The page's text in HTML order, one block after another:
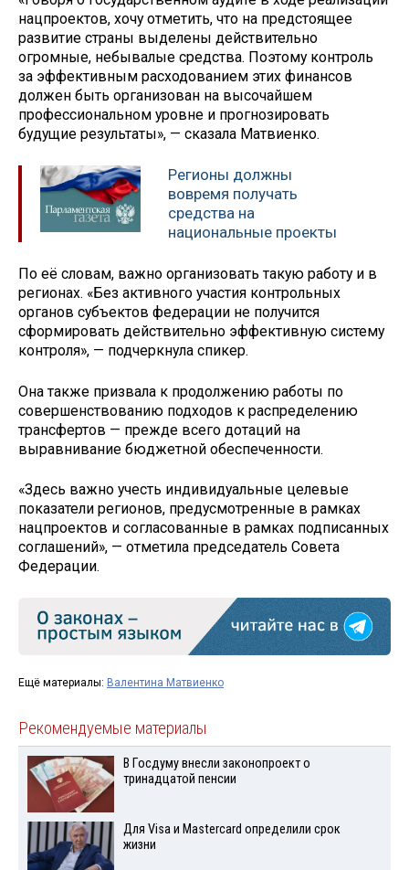
нацпроектов, хочу отметить, что на предстоящее
развитие страны выделены действительно
огромные, небывалые средства​​​. Поэтому контроль
за эффективным расходованием этих финансов
должен быть организован на высочайшем
профессиональном уровне и прогнозировать
будущие результаты», — сказала Матвиенко.
Регионы должны
вовремя получать
средства на
национальные проекты
По её словам, важно организовать такую работу и в
регионах. «Без активного участия контрольных
органов субъектов федерации не получится
сформировать действительно эффективную систему
контроля», — подчеркнула спикер.
Она также призвала к продолжению работы по
совершенствованию подходов к распределению
трансфертов — прежде всего дотаций на
выравнивание бюджетной обеспеченности.
«Здесь важно учесть индивидуальные целевые
показатели регионов, предусмотренные в рамках
нацпроектов и согласованные в рамках подписанных
соглашений», — отметила председатель Совета
Федерации.
Ещё материалы: Валентина Матвиенко
Рекомендуемые материалы
В Госдуму внесли законопроект о
тринадцатой пенсии
Для Visа и Mastercard определили срок
жизни